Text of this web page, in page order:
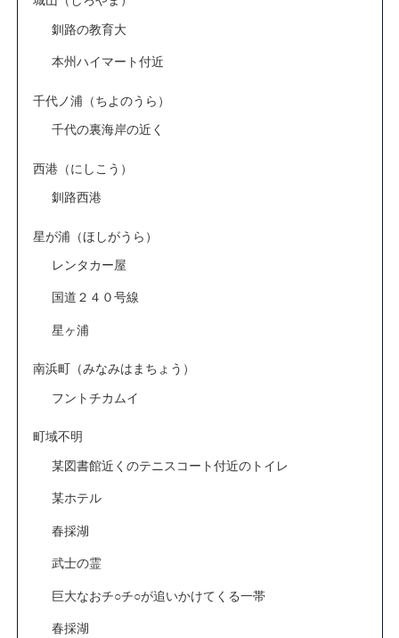
釧路の教育大
本州ハイマート付近
千代ノ浦（ちよのうら）
千代の裏海岸の近く
西港（にしこう）
釧路西港
星が浦（ほしがうら）
レンタカー屋
国道２４０号線
星ヶ浦
南浜町（みなみはまちょう）
フントチカムイ
町域不明
某図書館近くのテニスコート付近のトイレ
某ホテル
春採湖
武士の霊
巨大なおチ○チ○が追いかけてくる一帯
春採湖